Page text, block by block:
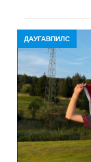
ДАУГАВПИЛС